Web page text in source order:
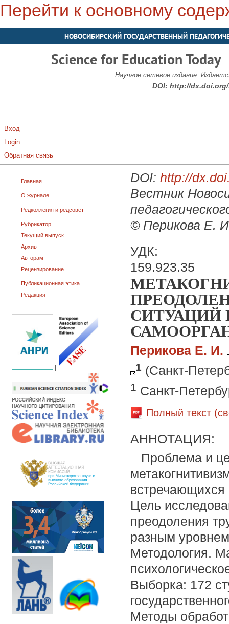
Перейти к основному
НОВОСИБИРСКИЙ ГОСУДАРСТВЕННЫЙ
Science for Education Today
Научное сетевое издание.
DOI: http://dx.doi.org/
Вход
Login
Обратная связь
Главная
О журнале
Редколлегия и редсовет
Рубрикатор
Текущий выпуск
Архив
Авторам
Рецензирование
Публикационная этика
Редакция
DOI: http://
Вестник
© Перикова Е.
УДК:
159.923.35
СИТУАЦИЙ
Перикова Е. И.
1 (Санкт-
1 Санкт-
Полный текст
АННОТАЦИЯ:
Проблема и
Цель
преодоления
разным
Методология.
Выборка: 172
Методы